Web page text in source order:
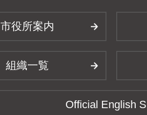
市役所案内
組織一覧
Official English